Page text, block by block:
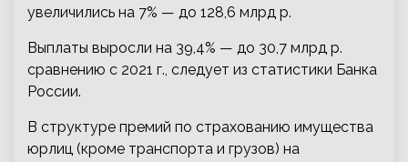
увеличились на 7% — до 128,6 млрд р.
Выплаты выросли на 39,4% — до 30,7 млрд р.
сравнению с 2021 г., следует из статистики Банка
России.
В структуре премий по страхованию имущества
юрлиц (кроме транспорта и грузов) на